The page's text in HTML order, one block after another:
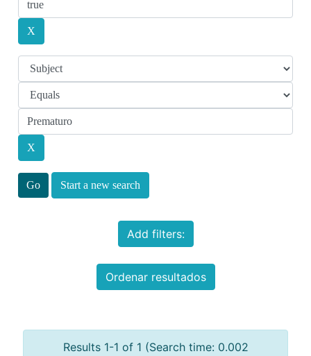
Start a new search
Add filters:
Ordenar resultados
Results 1-1 of 1 (Search time: 0.002